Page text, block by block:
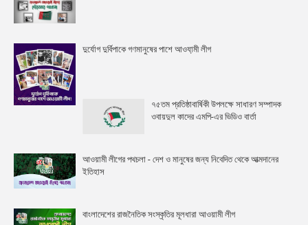
দুর্যোগ দুর্বিপাকে গণমানুষের পাশে আওযা়মী লীগ
৭৫তম প্রতিষ্ঠাবার্ষিকী উপলক্ষে সাধারণ সম্পাদক
ওবায়দুল কাদের এমপি-এর ভিডিও বার্তা
আওয়ামী লীগের পথচলা - দেশ ও মানুষের জন্য নিবেদিত থেকে আত্মদানের
ইতিহাস
বাংলাদেশের রাজনৈতিক সংস্কৃতির মূলধারা আওয়ামী লীগ